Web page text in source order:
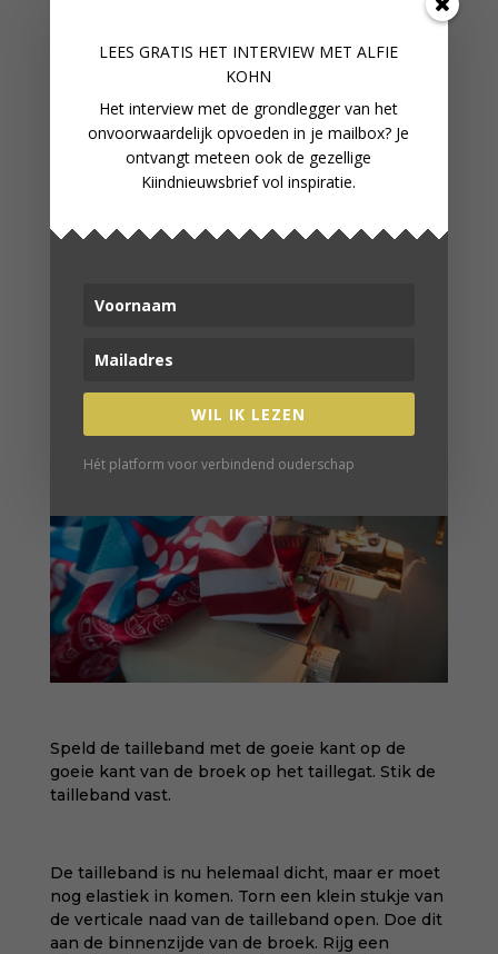
Stik de boord vast en doe dit ook met de andere
kant.
Speld de tailleband met de goeie kant op de
goeie kant van de broek op het taillegat. Stik de
tailleband vast.
De tailleband is nu helemaal dicht, maar er moet
nog elastiek in komen. Torn een klein stukje van
de verticale naad van de tailleband open. Doe dit
aan de binnenzijde van de broek. Rijg een
LEES GRATIS HET INTERVIEW MET ALFIE
KOHN
Het interview met de grondlegger van het
onvoorwaardelijk opvoeden in je mailbox? Je
ontvangt meteen ook de gezellige
Kiindnieuwsbrief vol inspiratie.
WIL IK LEZEN
Hét platform voor verbindend ouderschap